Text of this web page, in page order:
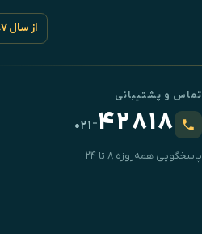
از سال ۱۳۸۷
تماس و پشتیبانی
۴۲۸۱۸-۰۲۱
پاسخگویی همه‌روزه ۸ تا ۲۴